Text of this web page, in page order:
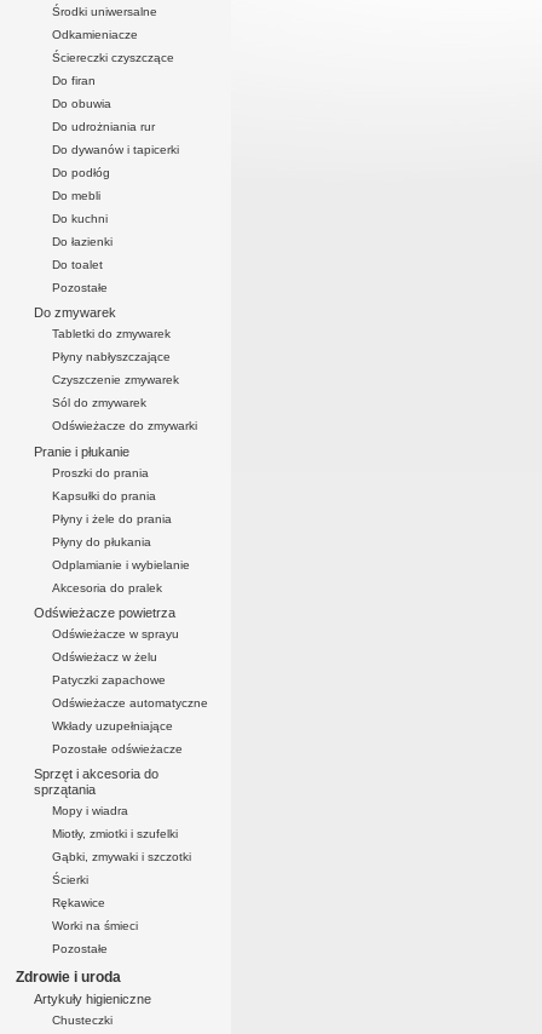
Środki uniwersalne
Odkamieniacze
Ściereczki czyszczące
Do firan
Do obuwia
Do udrożniania rur
Do dywanów i tapicerki
Do podłóg
Do mebli
Do kuchni
Do łazienki
Do toalet
Pozostałe
Do zmywarek
Tabletki do zmywarek
Płyny nabłyszczające
Czyszczenie zmywarek
Sól do zmywarek
Odświeżacze do zmywarki
Pranie i płukanie
Proszki do prania
Kapsułki do prania
Płyny i żele do prania
Płyny do płukania
Odplamianie i wybielanie
Akcesoria do pralek
Odświeżacze powietrza
Odświeżacze w sprayu
Odświeżacz w żelu
Patyczki zapachowe
Odświeżacze automatyczne
Wkłady uzupełniające
Pozostałe odświeżacze
Sprzęt i akcesoria do
sprzątania
Mopy i wiadra
Miotły, zmiotki i szufelki
Gąbki, zmywaki i szczotki
Ścierki
Rękawice
Worki na śmieci
Pozostałe
Zdrowie i uroda
Artykuły higieniczne
Chusteczki